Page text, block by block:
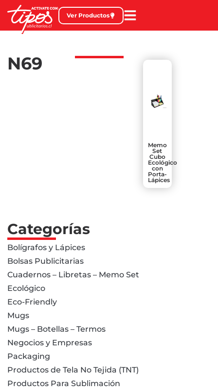
Ver Productos
N69
Memo
Set
Cubo
Ecológico
con
Porta-
Lápices
Categorías
Bolígrafos y Lápices
Bolsas Publicitarias
Cuadernos – Libretas – Memo Set
Ecológico
Eco-Friendly
Mugs
Mugs – Botellas – Termos
Negocios y Empresas
Packaging
Productos de Tela No Tejida (TNT)
Productos Para Sublimación